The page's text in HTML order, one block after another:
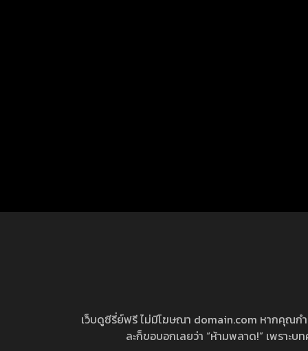
เว็บดูซีรี่ย์ฟรี ไม่มีโฆษณา domain.com หากคุณก
ละก็ขอบอกเลยว่า “ห้ามพลาด!” เพราะ